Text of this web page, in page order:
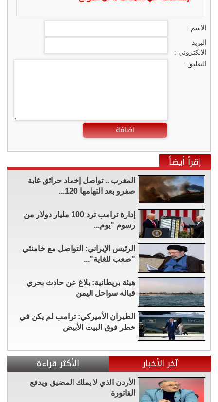
الاسم :
البريد
الالكتروني :
التعليق :
اضافة
إقرأ أيضاً
المغرب .. تواصل إخماد حرائق غابة
صفرو بعد التهامها 120...
إدارة ترامب ترد 100 مليار دولار من
رسوم "يوم...
الرئيس الإيراني: التواصل مع خامنئي
"صعب للغاية"...
هيئة بريطانية: بلاغ عن حادث بحري
قبالة سواحل اليمن
الطيران الأميركي: ترامب لم يكن في
خطر فوق البيت الأبيض
آخر الأخبار الأكثر قراءة
الأردن الذي لا يملك المضيق ويدفع
الفاتورة